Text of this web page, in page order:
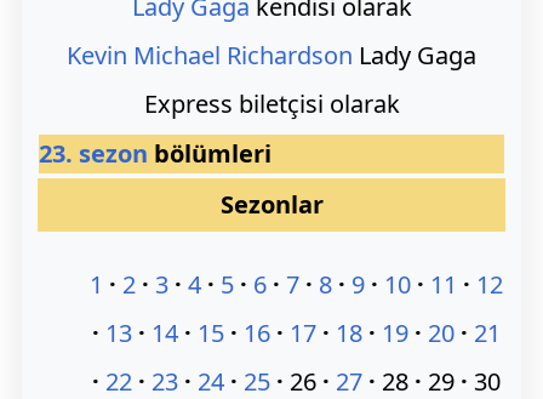
Lady Gaga kendisi olarak
Kevin Michael Richardson Lady Gaga
Express biletçisi olarak
23. sezon bölümleri
Sezonlar
1 2 3 4 5 6 7 8 9 10 11
12
13
14 15 16 17 18 19 20
21
22
23 24 25 26 27 28 29
30